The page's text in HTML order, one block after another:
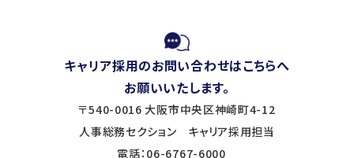
キャリア採用のお問い合わせはこちらへ
お願いいたします。
〒540-0016 大阪市中央区神崎町4-12
人事総務セクション キャリア採用担当
電話：06-6767-6000